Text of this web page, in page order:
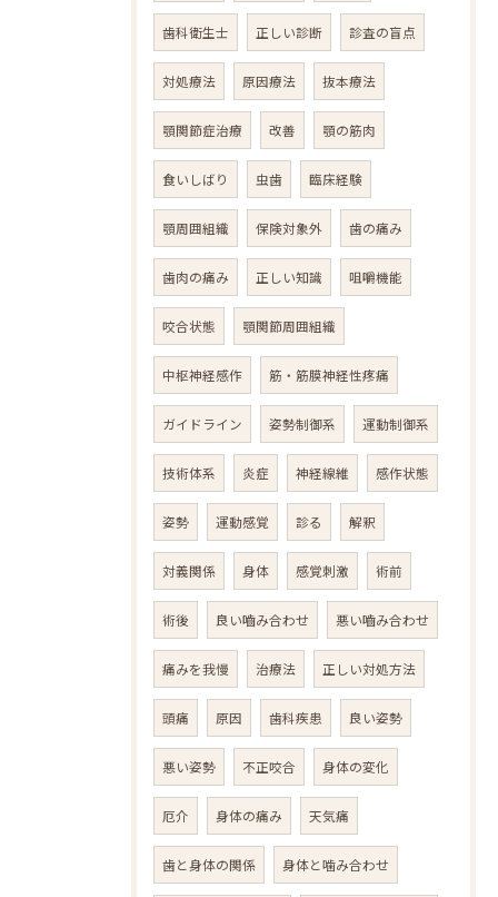
歯科衛生士 正しい診断 診査の盲点
対処療法 原因療法 抜本療法
顎関節症治療 改善 顎の筋肉
食いしばり 虫歯 臨床経験
顎周囲組織 保険対象外 歯の痛み
歯肉の痛み 正しい知識 咀嚼機能
咬合状態 顎関節周囲組織
中枢神経感作 筋・筋膜神経性疼痛
ガイドライン 姿勢制御系 運動制御系
技術体系 炎症 神経線維 感作状態
姿勢 運動感覚 診る 解釈
対義関係 身体 感覚刺激 術前
術後 良い嚙み合わせ 悪い嚙み合わせ
痛みを我慢 治療法 正しい対処方法
頭痛 原因 歯科疾患 良い姿勢
悪い姿勢 不正咬合 身体の変化
厄介 身体の痛み 天気痛
歯と身体の関係 身体と噛み合わせ